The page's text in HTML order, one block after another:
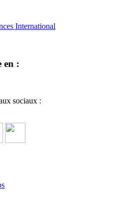
International
en :
sociaux :